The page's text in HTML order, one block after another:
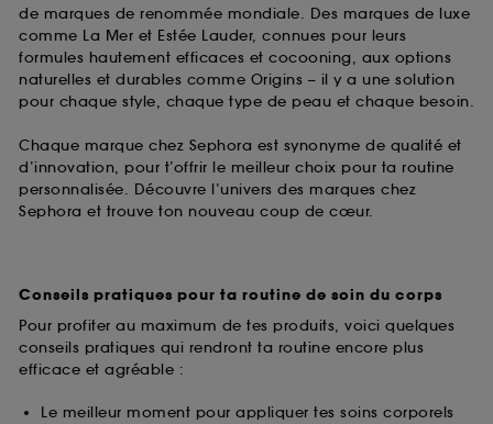
de marques de renommée mondiale. Des marques de luxe
comme La Mer et Estée Lauder, connues pour leurs
formules hautement efficaces et cocooning, aux options
naturelles et durables comme Origins – il y a une solution
pour chaque style, chaque type de peau et chaque besoin.
Chaque marque chez Sephora est synonyme de qualité et
d’innovation, pour t’offrir le meilleur choix pour ta routine
personnalisée. Découvre l’univers des marques chez
Sephora et trouve ton nouveau coup de cœur.
Conseils pratiques pour ta routine de soin du corps
Pour profiter au maximum de tes produits, voici quelques
conseils pratiques qui rendront ta routine encore plus
efficace et agréable :
Le meilleur moment pour appliquer tes soins corporels